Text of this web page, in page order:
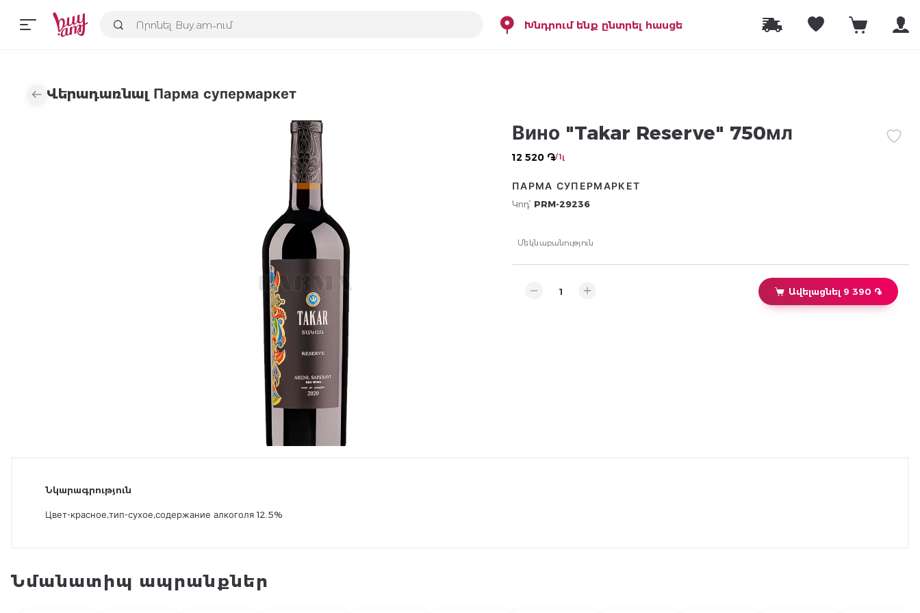
Խնդրում ենք ընտրել հասցե
Վերադառնալ Парма супермаркет
Вино "Takar Reserve" 750мл
12 520 ֏/ 1լ
ПАРМА СУПЕРМАРКЕТ
Կոդ՝ PRM-29236
Մեկնաբանություն
Ավելացնել 9 390 ֏
Նկարագրություն
Цвет-красное,тип-сухое,содержание алкоголя 12.5%
Նմանատիպ ապրանքներ